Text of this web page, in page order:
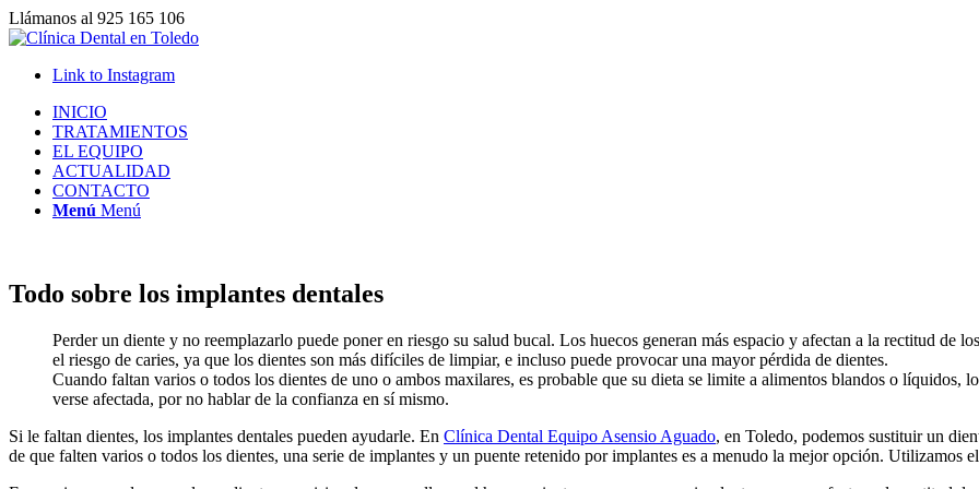
Llámanos al 925 165 106
Link to Instagram
INICIO
TRATAMIENTOS
EL EQUIPO
ACTUALIDAD
CONTACTO
Menú Menú
Todo sobre los implantes dentales
Perder un diente y no reemplazarlo puede poner en riesgo su salud bucal. Los huecos generan más espacio y afectan a la rectitud de
el riesgo de caries, ya que los dientes son más difíciles de limpiar, e incluso puede provocar una mayor pérdida de dientes.
Cuando faltan varios o todos los dientes de uno o ambos maxilares, es probable que su dieta se limite a alimentos blandos o
verse afectada, por no hablar de la confianza en sí mismo.
Si le faltan dientes, los implantes dentales pueden ayudarle. En Clínica Dental Equipo Asensio Aguado, en Toledo, podemos sustituir un
de que falten varios o todos los dientes, una serie de implantes y un puente retenido por implantes es a menudo la mejor opción. Utilizamos